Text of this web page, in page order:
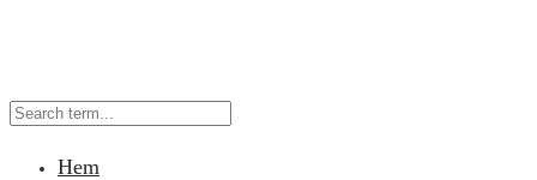
Hem